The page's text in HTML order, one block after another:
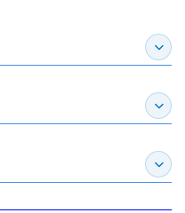
展開
展開
展開